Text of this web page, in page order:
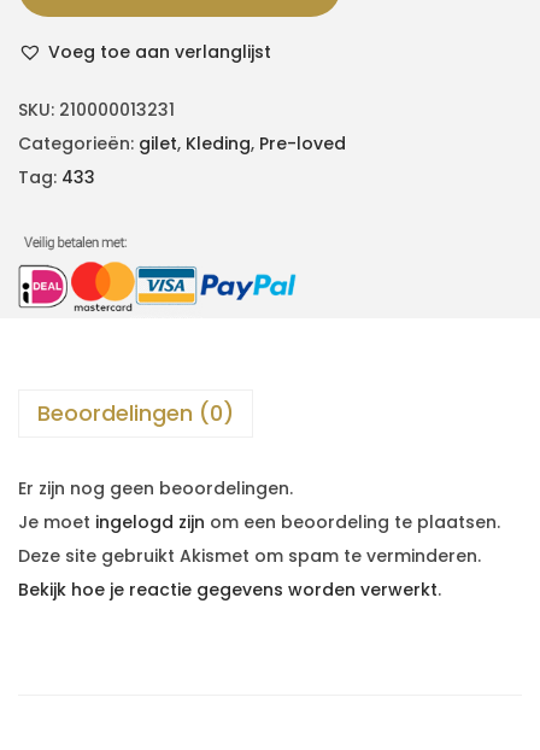
Voeg toe aan verlanglijst
SKU: 210000013231
Categorieën: gilet, Kleding, Pre-loved
Tag: 433
Beoordelingen (0)
Er zijn nog geen beoordelingen.
Je moet ingelogd zijn om een beoordeling te plaatsen.
Deze site gebruikt Akismet om spam te verminderen.
Bekijk hoe je reactie gegevens worden verwerkt.